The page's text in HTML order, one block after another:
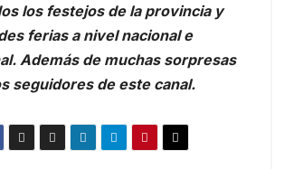
los festejos de la provincia y
ferias a nivel nacional e
Además de muchas sorpresas
seguidores de este canal.